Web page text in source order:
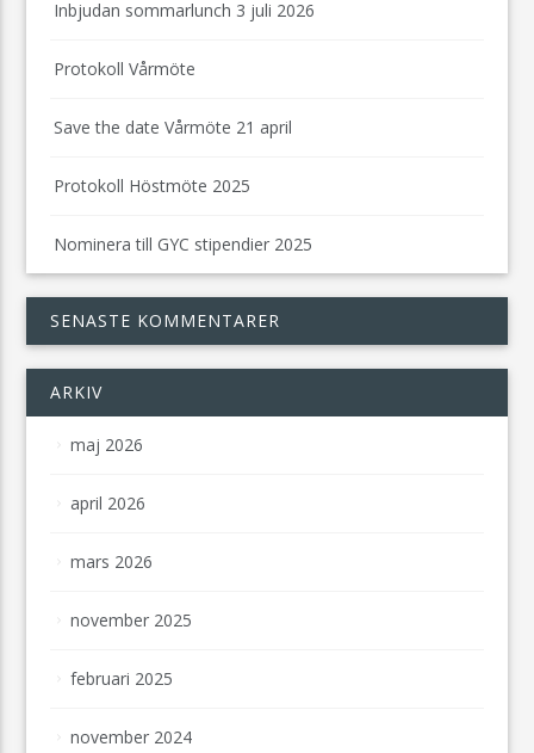
Inbjudan sommarlunch 3 juli 2026
Protokoll Vårmöte
Save the date Vårmöte 21 april
Protokoll Höstmöte 2025
Nominera till GYC stipendier 2025
SENASTE KOMMENTARER
ARKIV
maj 2026
april 2026
mars 2026
november 2025
februari 2025
november 2024